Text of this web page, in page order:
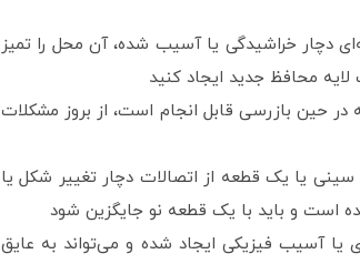
دچار خراشیدگی یا آسیب شده، آن محل را تمیز
لایه محافظ جدید ایجاد کنید
در حین بازرسی قابل انجام است، از بروز مشکلات
سینی یا یک قطعه از اتصالات دچار تغییر شکل یا
است و باید با یک قطعه نو جایگزین شود
یا آسیب فیزیکی ایجاد شده و می‌تواند به عایق